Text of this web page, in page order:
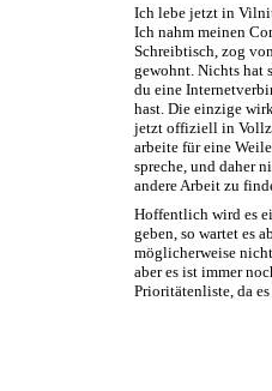
Ich lebe jetzt in
Ich nahm meinen
Schreibtisch, zog
gewohnt. Nichts hat
du eine
hast. Die einzige
jetzt offiziell in
arbeite für eine
spreche, und daher
andere Arbeit zu
Hoffentlich wird es
geben, so wartet es
möglicherweise
aber es ist immer
Prioritätenliste, da